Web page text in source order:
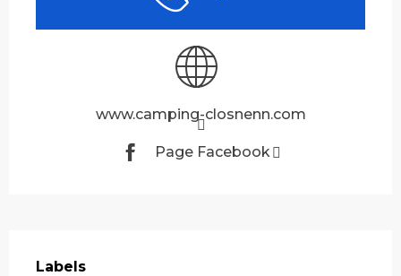
www.camping-closnenn.com
Page Facebook
Labels
Labels